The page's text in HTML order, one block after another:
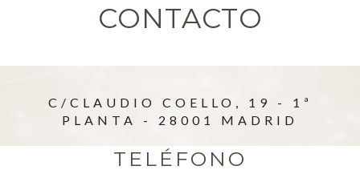
CONTACTO
C/CLAUDIO COELLO, 19 - 1ª
PLANTA - 28001 MADRID
TELÉFONO